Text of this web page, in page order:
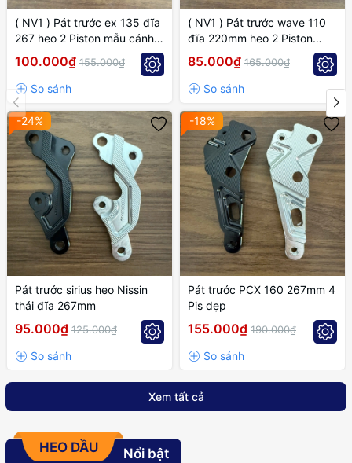
( NV1 ) Pát trước ex 135 đĩa
267 heo 2 Piston mẫu cánh
gió
100.000₫ 155.000₫
( NV1 ) Pát trước wave 110
đĩa 220mm heo 2 Piston
mẫu cánh gió
85.000₫ 165.000₫
-24%
Pát trước sirius heo Nissin
thái đĩa 267mm
95.000₫ 125.000₫
-18%
Pát trước PCX 160 267mm 4
Pis dẹp
155.000₫ 190.000₫
Xem tất cả
HEO DẦU Nổi bật